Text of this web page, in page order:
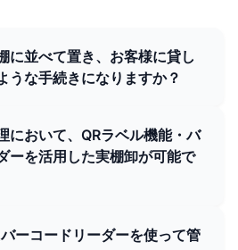
に並べて置き、お客様に貸し
うな手続きになりますか？
において、QRラベル機能・バ
ーを活用した実棚卸が可能で
ーコードリーダーを使って管